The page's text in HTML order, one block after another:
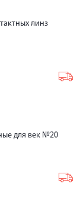
линз
для век №20